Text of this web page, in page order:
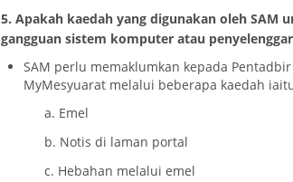
5. Apakah kaedah yang digunakan oleh SAM
gangguan sistem komputer atau
SAM perlu memaklumkan kepada
MyMesyuarat melalui beberapa kaedah
a. Emel
b. Notis di laman portal
c. Hebahan melalui emel